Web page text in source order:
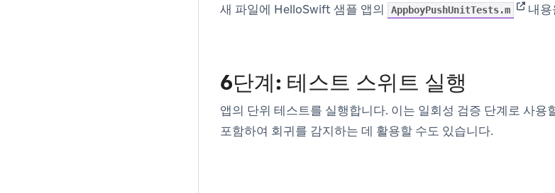
새 파일에 HelloSwift 샘플 앱의 AppboyPushUnitTests.m 내
6단계: 테스트 스위트 실행
앱의 단위 테스트를 실행합니다. 이는 일회성 검증 단계로 사
포함하여 회귀를 감지하는 데 활용할 수도 있습니다.